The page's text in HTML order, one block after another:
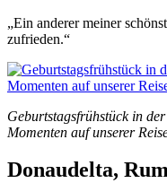
„Ein anderer meiner
zufrieden.“
Geburtstagsfrühstück in
Momenten auf unserer
Donaudelta,